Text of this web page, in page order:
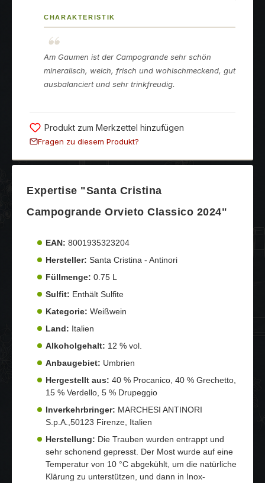
CHARAKTERISTIK
Am Gaumen ist der Campogrande sehr schön
mineralisch, weich, frisch und wohlschmeckend, gut
ausbalanciert und sehr trinkfreudig.
Produkt zum Merkzettel hinzufügen
Fragen zu diesem Produkt?
Expertise "Santa Cristina
Campogrande Orvieto Classico 2024"
EAN: 8001935323204
Hersteller: Santa Cristina - Antinori
Füllmenge: 0.75 L
Sulfit: Enthält Sulfite
Kategorie: Weißwein
Land: Italien
Alkoholgehalt: 12 % vol.
Anbaugebiet: Umbrien
Hergestellt aus: 40 % Procanico, 40 % Grechetto,
15 % Verdello, 5 % Drupeggio
Inverkehrbringer: MARCHESI ANTINORI
S.p.A.,50123 Firenze, Italien
Herstellung: Die Trauben wurden entrappt und
sehr schonend gepresst. Der Most wurde auf eine
Temperatur von 10 °C abgekühlt, um die natürliche
Klärung zu unterstützen, und dann in Inox-